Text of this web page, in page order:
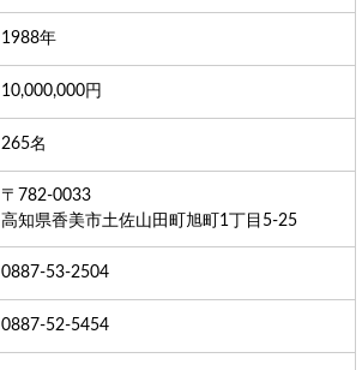
1988年
10,000,000円
265名
〒782-0033
高知県香美市土佐山田町旭町1丁目5-25
0887-53-2504
0887-52-5454